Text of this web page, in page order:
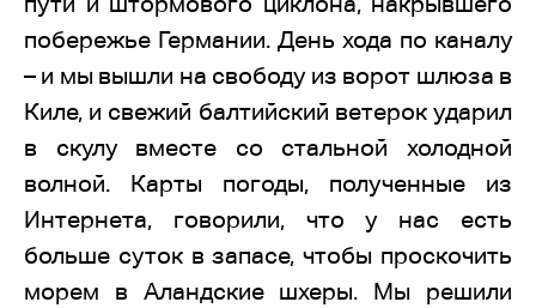
побережье Германии. День хода по каналу
– и мы вышли на свободу из ворот шлюза в
Киле, и свежий балтийский ветерок ударил
в скулу вместе со стальной холодной
волной. Карты погоды, полученные из
Интернета, говорили, что у нас есть
больше суток в запасе, чтобы проскочить
морем в Аландские шхеры. Мы решили